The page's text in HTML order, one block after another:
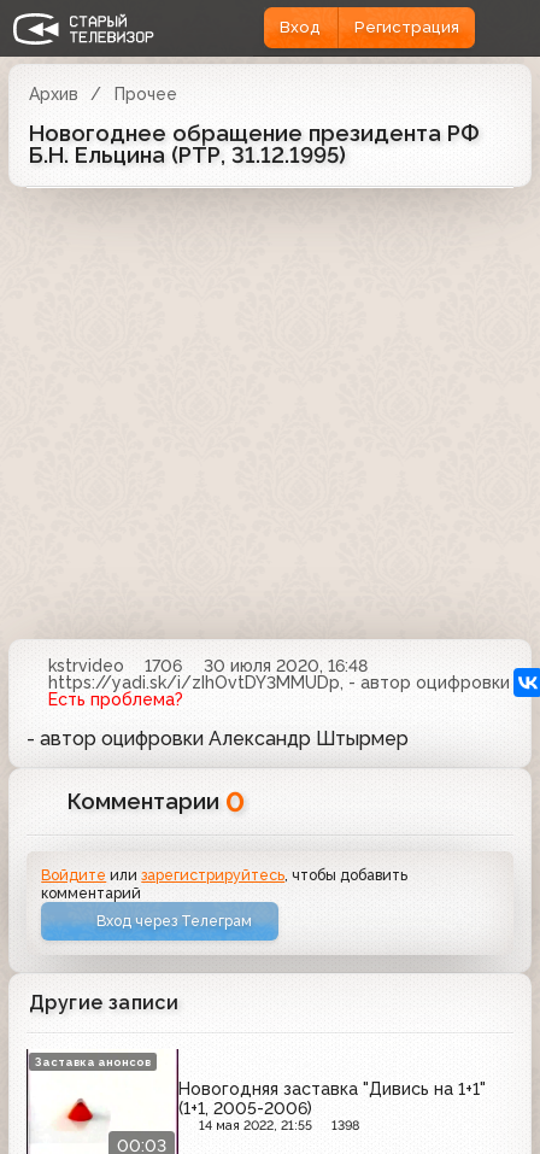
Вход Регистрация
Архив Прочее
Новогоднее обращение президента РФ
Б.Н. Ельцина (РТР, 31.12.1995)
kstrvideo 1706
30 июля 2020, 16:48
https://yadi.sk/i/zIhOvtDY3MMUDp, - автор оцифровки
Есть проблема?
- автор оцифровки Александр Штырмер
Комментарии 0
Войдите илизарегистрируйтесь , чтобы добавить
комментарий
Вход через Телеграм
Другие записи
00:03
Новогодняя заставка "Дивись на 1+1"
(1+1, 2005-2006)
14 мая 2022, 21:55 1398
Заставка анонсов